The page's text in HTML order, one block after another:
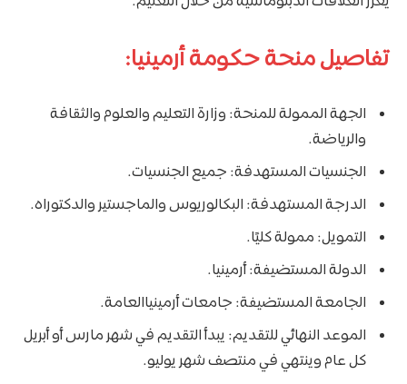
تفاصيل منحة حكومة أرمينيا:
الجهة الممولة للمنحة: وزارة التعليم والعلوم والثقافة
والرياضة.
الجنسيات المستهدفة: جميع الجنسيات.
الدرجة المستهدفة: البكالوريوس والماجستير والدكتوراه.
التمويل: ممولة كليًا.
الدولة المستضيفة: أرمينيا.
الجامعة المستضيفة: جامعات أرمينياالعامة.
الموعد النهائي للتقديم: يبدأ التقديم في شهر مارس أو أبريل
كل عام وينتهي في منتصف شهر يوليو.